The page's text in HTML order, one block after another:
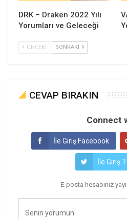
DRK – Draken 2022 Yılı
Yorumları ve Geleceği
ÖNCEKI SONRAKI
CEVAP BIRAKIN
Connect
İle Giriş Facebook
İle Giriş
E-posta hesabınız